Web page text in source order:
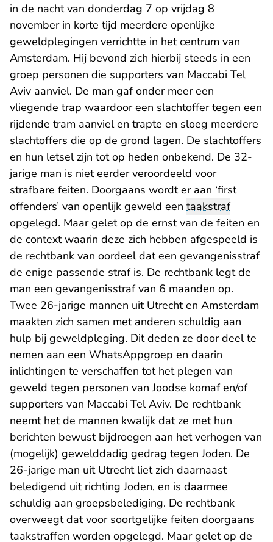
in de nacht van donderdag 7 op vrijdag 8
november in korte tijd meerdere openlijke
geweldplegingen verrichtte in het centrum van
Amsterdam. Hij bevond zich hierbij steeds in een
groep personen die supporters van Maccabi Tel
Aviv aanviel. De man gaf onder meer een
vliegende trap waardoor een slachtoffer tegen een
rijdende tram aanviel en trapte en sloeg meerdere
slachtoffers die op de grond lagen. De slachtoffers
en hun letsel zijn tot op heden onbekend. De 32-
jarige man is niet eerder veroordeeld voor
strafbare feiten. Doorgaans wordt er aan ‘first
offenders’ van openlijk geweld een taakstraf
opgelegd. Maar gelet op de ernst van de feiten en
de context waarin deze zich hebben afgespeeld is
de rechtbank van oordeel dat een gevangenisstraf
de enige passende straf is. De rechtbank legt de
man een gevangenisstraf van 6 maanden op.
Twee 26-jarige mannen uit Utrecht en Amsterdam
maakten zich samen met anderen schuldig aan
hulp bij geweldpleging. Dit deden ze door deel te
nemen aan een WhatsAppgroep en daarin
inlichtingen te verschaffen tot het plegen van
geweld tegen personen van Joodse komaf en/of
supporters van Maccabi Tel Aviv. De rechtbank
neemt het de mannen kwalijk dat ze met hun
berichten bewust bijdroegen aan het verhogen van
(mogelijk) gewelddadig gedrag tegen Joden. De
26-jarige man uit Utrecht liet zich daarnaast
beledigend uit richting Joden, en is daarmee
schuldig aan groepsbelediging. De rechtbank
overweegt dat voor soortgelijke feiten doorgaans
taakstraffen worden opgelegd. Maar gelet op de